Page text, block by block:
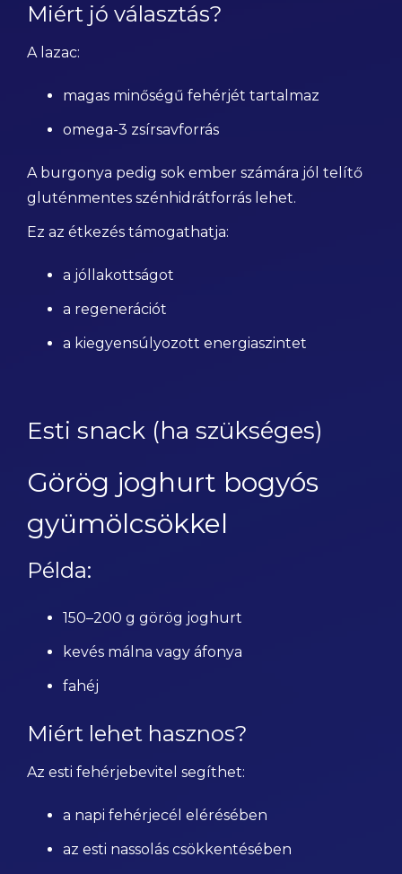
Miért jó választás?
A lazac:
magas minőségű fehérjét tartalmaz
omega-3 zsírsavforrás
A burgonya pedig sok ember számára jól telítő
gluténmentes szénhidrátforrás lehet.
Ez az étkezés támogathatja:
a jóllakottságot
a regenerációt
a kiegyensúlyozott energiaszintet
Esti snack (ha szükséges)
Görög joghurt bogyós
gyümölcsökkel
Példa:
150–200 g görög joghurt
kevés málna vagy áfonya
fahéj
Miért lehet hasznos?
Az esti fehérjebevitel segíthet:
a napi fehérjecél elérésében
az esti nassolás csökkentésében